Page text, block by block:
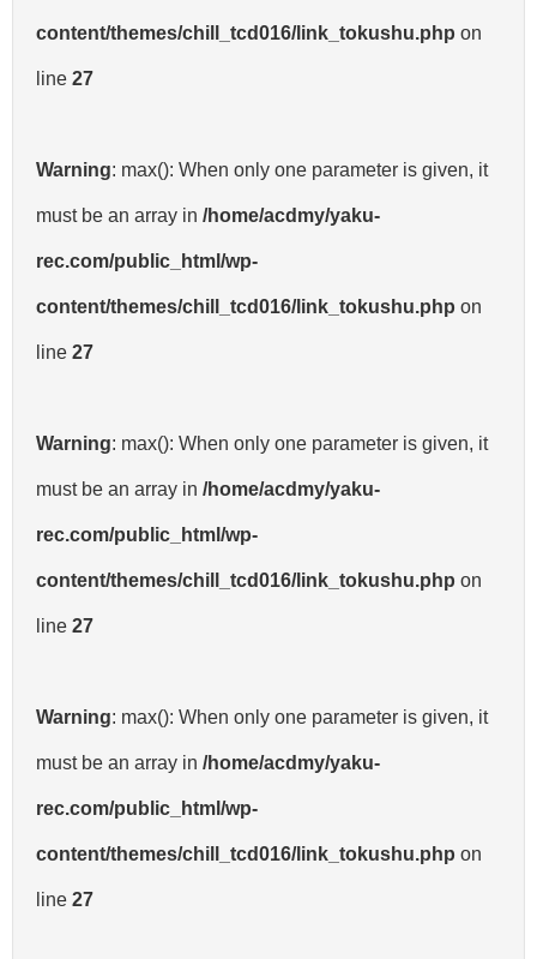
content/themes/chill_tcd016/link_tokushu.php on
line 27
Warning: max(): When only one parameter is given, it
must be an array in /home/acdmy/yaku-
rec.com/public_html/wp-
content/themes/chill_tcd016/link_tokushu.php on
line 27
Warning: max(): When only one parameter is given, it
must be an array in /home/acdmy/yaku-
rec.com/public_html/wp-
content/themes/chill_tcd016/link_tokushu.php on
line 27
Warning: max(): When only one parameter is given, it
must be an array in /home/acdmy/yaku-
rec.com/public_html/wp-
content/themes/chill_tcd016/link_tokushu.php on
line 27